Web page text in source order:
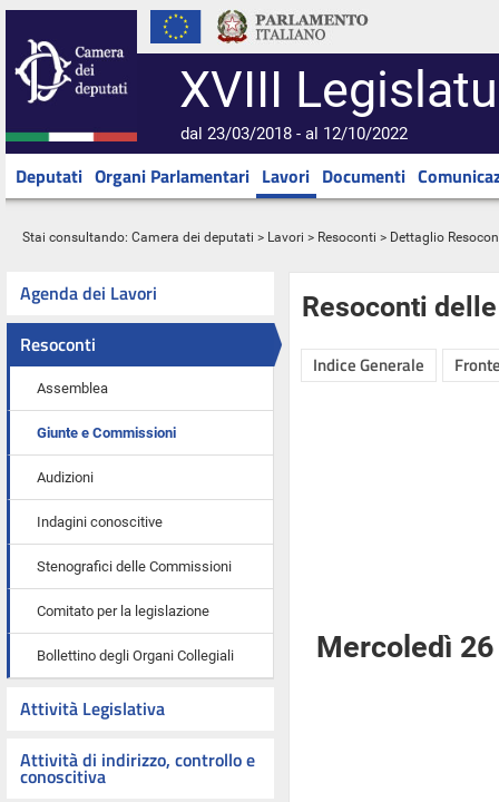
XVIII
dal 23/03/2018 - al 12/10/2022
Deputati Organi Parlamentari Lavori Documenti
Stai consultando: Camera dei deputati > Lavori > Resoconti > Dettaglio
Agenda dei Lavori
Resoconti
Assemblea
Giunte e Commissioni
Audizioni
Indagini conoscitive
Stenografici delle Commissioni
Comitato per la legislazione
Bollettino degli Organi Collegiali
Attività Legislativa
Attività di indirizzo, controllo e
conoscitiva
Resoconti
Indice Generale
Mercoledì